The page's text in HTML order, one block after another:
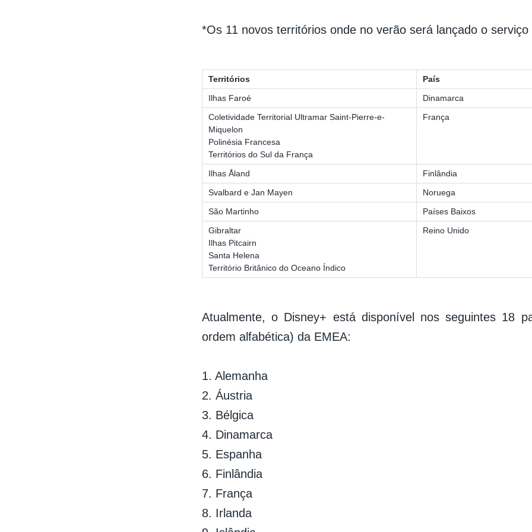
*Os 11 novos territórios onde no verão será lançado o serviço
Territórios
País
Ilhas Faroé
Dinamarca
Coletividade Territorial Ultramar Saint-Pierre-e-
Miquelon
Polinésia Francesa
Territórios do Sul da França
França
Ilhas Åland
Finlândia
Svalbard e Jan Mayen
Noruega
São Martinho
Países Baixos
Gibraltar
Ilhas Pitcairn
Santa Helena
Território Britânico do Oceano Índico
Reino Unido
Atualmente, o Disney+ está disponível nos seguintes 18
ordem alfabética) da EMEA:
1. Alemanha
2. Áustria
3. Bélgica
4. Dinamarca
5. Espanha
6. Finlândia
7. França
8. Irlanda